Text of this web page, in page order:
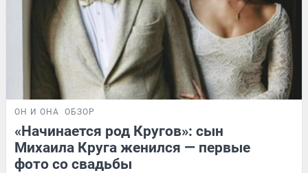
ОН И ОНА ОБЗОР
«Начинается род Кругов»: сын
Михаила Круга женился — первые
фото со свадьбы